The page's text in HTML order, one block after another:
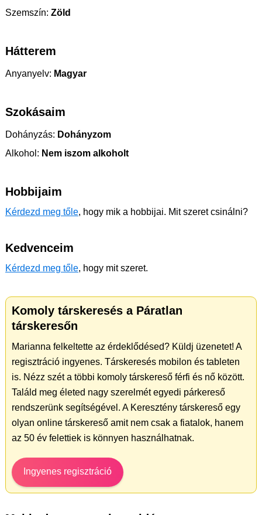
Szemszín: Zöld
Hátterem
Anyanyelv: Magyar
Szokásaim
Dohányzás: Dohányzom
Alkohol: Nem iszom alkoholt
Hobbijaim
Kérdezd meg tőle, hogy mik a hobbijai. Mit szeret csinálni?
Kedvenceim
Kérdezd meg tőle, hogy mit szeret.
Komoly társkeresés a Páratlan
társkeresőn
Marianna felkeltette az érdeklődésed? Küldj üzenetet! A
regisztráció ingyenes. Társkeresés mobilon és tableten
is. Nézz szét a többi komoly társkereső férfi és nő között.
Találd meg életed nagy szerelmét egyedi párkereső
rendszerünk segítségével. A Keresztény társkereső egy
olyan online társkereső amit nem csak a fiatalok, hanem
az 50 év felettiek is könnyen használhatnak.
Ingyenes regisztráció